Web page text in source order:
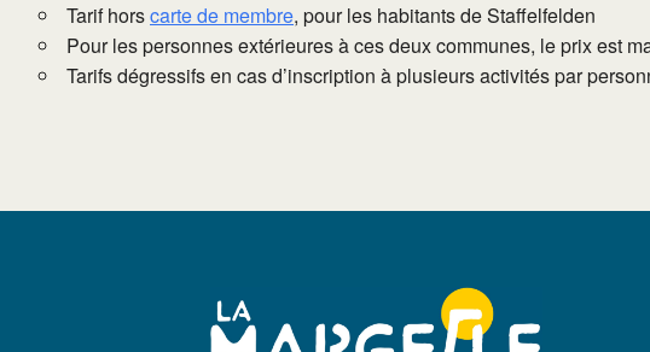
Tarif horscarte de membre, pour les habitants de Staffelfelden
Pour les personnes extérieures à ces deux communes, le prix est
Tarifs dégressifs en cas d’inscription à plusieurs activités par